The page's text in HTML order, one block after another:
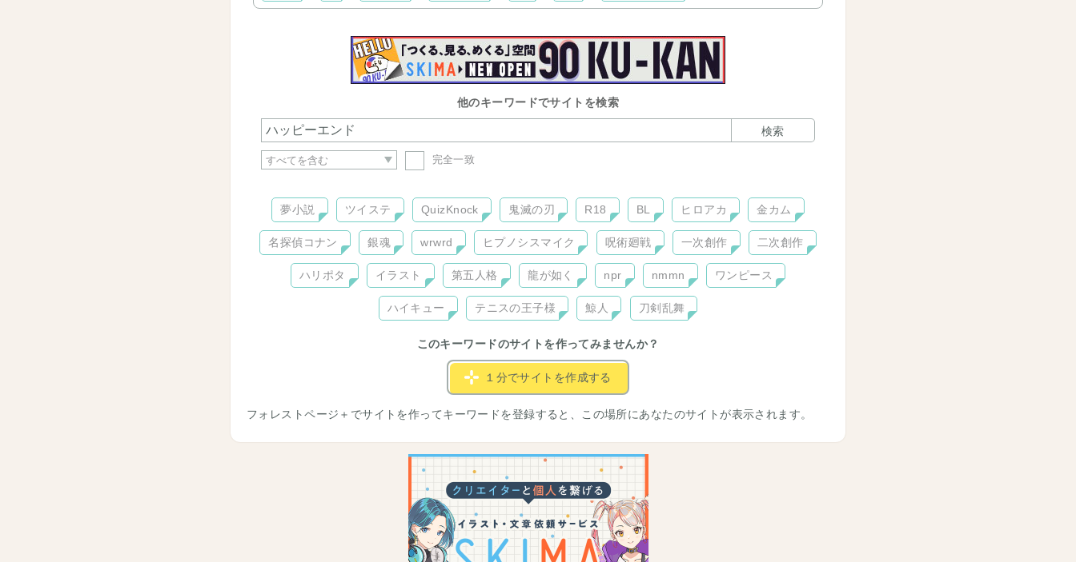
他のキーワードでサイトを検索
検索
完全一致
夢小説 ツイステ QuizKnock 鬼滅の刃 R18 BL ヒロアカ 金カム
名探偵コナン 銀魂 wrwrd ヒプノシスマイク 呪術廻戦 一次創作 二次創作
ハリポタ イラスト 第五人格 龍が如く npr nmmn ワンピース
ハイキュー テニスの王子様 鯨人 刀剣乱舞
このキーワードのサイトを作ってみませんか？
１分でサイトを作成する
フォレストページ＋でサイトを作ってキーワードを登録すると、この場所にあなたのサイトが表示されます。